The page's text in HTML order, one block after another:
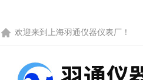
欢迎来到 上海羽通仪器仪表厂 ！